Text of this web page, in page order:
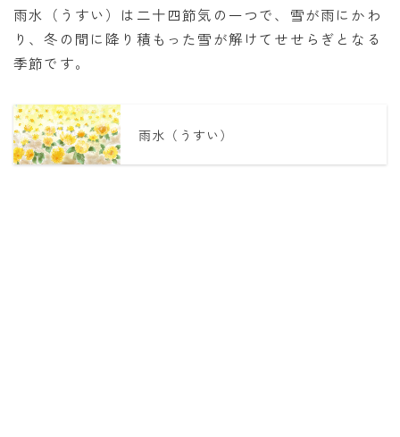
雨水（うすい）は二十四節気の一つで、雪が雨にかわ
り、冬の間に降り積もった雪が解けてせせらぎとなる
季節です。
雨水（うすい）